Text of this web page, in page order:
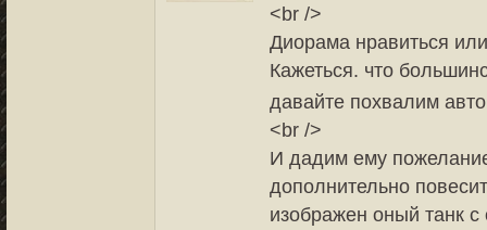
<br />
Диорама нравиться
Кажеться. что
давайте похвалим
<br />
И дадим ему
дополнительно
изображен оный танк